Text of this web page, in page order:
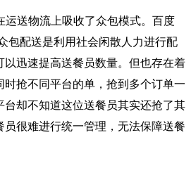
送物流上吸收了众包模式。百度
包配送是利用社会闲散人力进行配
以迅速提高送餐员数量。但也存在着
抢不同平台的单，抢到多个订单一
台却不知道这位送餐员其实还抢了其
很难进行统一管理，无法保障送餐